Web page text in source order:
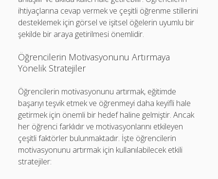
ihtiyaçlarına cevap vermek ve çeşitli öğrenme stillerini
desteklemek için görsel ve işitsel öğelerin uyumlu bir
şekilde bir araya getirilmesi önemlidir.
Öğrencilerin Motivasyonunu Artırmaya
Yönelik Stratejiler
Öğrencilerin motivasyonunu artırmak, eğitimde
başarıyı teşvik etmek ve öğrenmeyi daha keyifli hale
getirmek için önemli bir hedef haline gelmiştir. Ancak
her öğrenci farklıdır ve motivasyonlarını etkileyen
çeşitli faktörler bulunmaktadır. İşte öğrencilerin
motivasyonunu artırmak için kullanılabilecek etkili
stratejiler: